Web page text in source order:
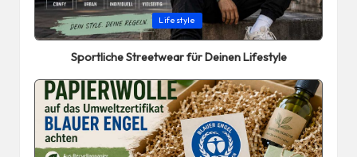
Posted
in
Lifestyle
Sportliche Streetwear für Deinen Lifestyle